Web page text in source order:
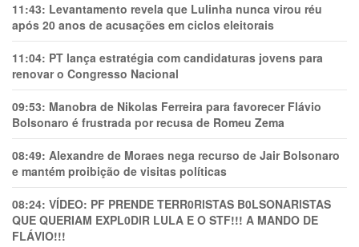
11:43: Levantamento revela que Lulinha nunca virou réu
após 20 anos de acusações em ciclos eleitorais
11:04: PT lança estratégia com candidaturas jovens para
renovar o Congresso Nacional
09:53: Manobra de Nikolas Ferreira para favorecer Flávio
Bolsonaro é frustrada por recusa de Romeu Zema
08:49: Alexandre de Moraes nega recurso de Jair Bolsonaro
e mantém proibição de visitas políticas
08:24: VÍDEO: PF PRENDE TERR0RlSTAS B0LSONARlSTAS
QUE QUERIAM EXPL0DlR LULA E O STF!!! A MANDO DE
FLÁVIO!!!